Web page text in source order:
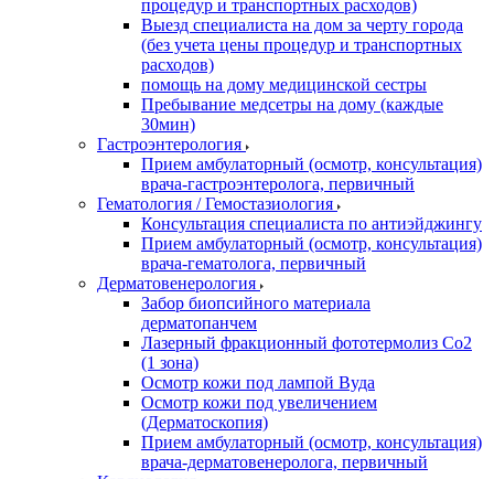
процедур и транспортных расходов)
Выезд специалиста на дом за черту города
(без учета цены процедур и транспортных
расходов)
помощь на дому медицинской сестры
Пребывание медсетры на дому (каждые
30мин)
Гастроэнтерология
Прием амбулаторный (осмотр, консультация)
врача-гастроэнтеролога, первичный
Гематология / Гемостазиология
Консультация специалиста по антиэйджингу
Прием амбулаторный (осмотр, консультация)
врача-гематолога, первичный
Дерматовенерология
Забор биопсийного материала
дерматопанчем
Лазерный фракционный фототермолиз Со2
(1 зона)
Осмотр кожи под лампой Вуда
Осмотр кожи под увеличением
(Дерматоскопия)
Прием амбулаторный (осмотр, консультация)
врача-дерматовенеролога, первичный